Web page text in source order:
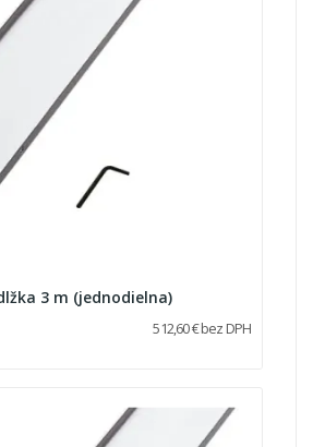
3 m (jednodielna)
512,60 € bez DPH